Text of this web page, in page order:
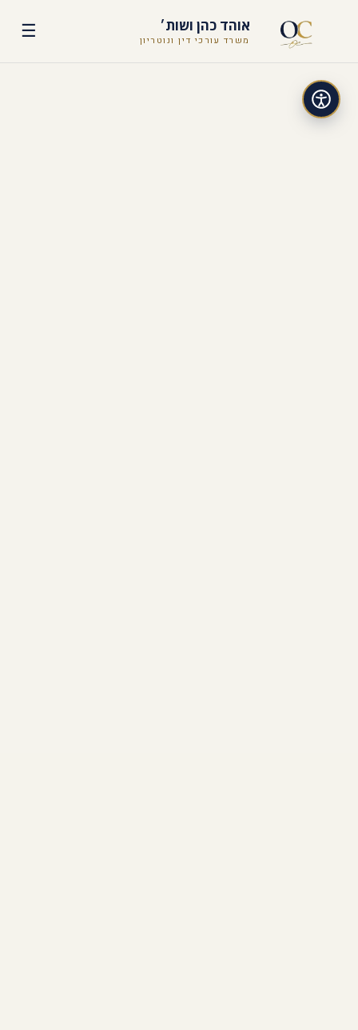
אוהד כהן ושות׳
משרד עורכי דין ונוטריון ☰